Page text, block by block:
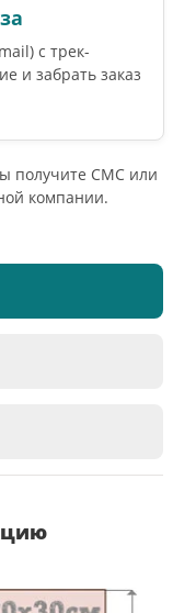
c трек-
и забрать заказ
получите СМС или
компании.